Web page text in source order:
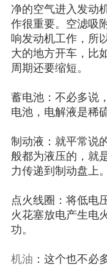
净的空气进入发动
作很重要。空滤吸
响发动机工作，所
大的地方开车，比
周期还要缩短。
蓄电池：不必多说
电池，电解液是稀
制动液：就平常说
般都为液压的，就
力传递到制动盘上。
点火线圈：将低电
火花塞放电产生电
功。
机油 ：这个也不必